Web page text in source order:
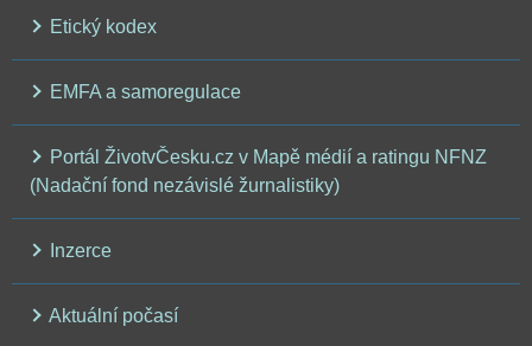
Etický kodex
EMFA a samoregulace
Portál ŽivotvČesku.cz v Mapě médií a ratingu NFNZ
(Nadační fond nezávislé žurnalistiky)
Inzerce
Aktuální počasí